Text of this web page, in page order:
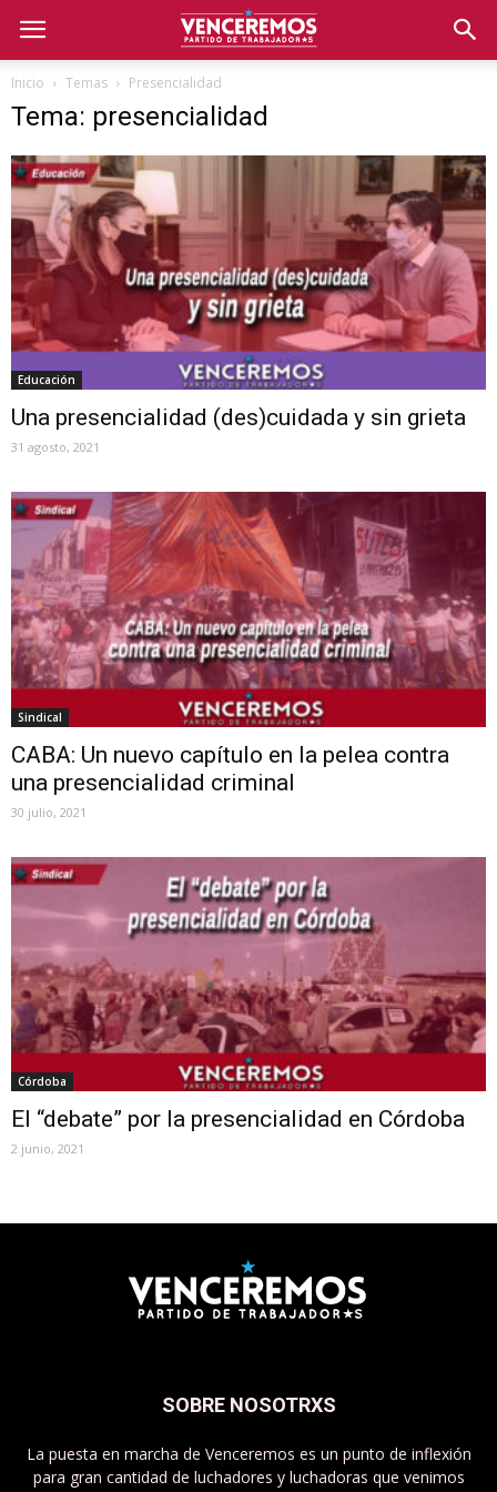
Inicio Temas Presencialidad
Tema: presencialidad
Educación
Una presencialidad (des)cuidada y sin grieta
31 agosto, 2021
Sindical
CABA: Un nuevo capítulo en la pelea contra
una presencialidad criminal
30 julio, 2021
Córdoba
El “debate” por la presencialidad en Córdoba
2 junio, 2021
SOBRE NOSOTRXS
La puesta en marcha de Venceremos es un punto de inflexión
para gran cantidad de luchadores y luchadoras que venimos